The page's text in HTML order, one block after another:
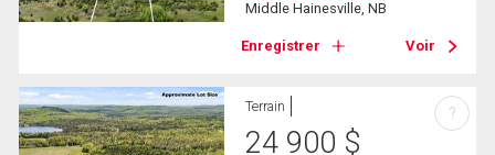
Middle Hainesville, NB
Enregistrer Voir
Terrain
24 900 $
?